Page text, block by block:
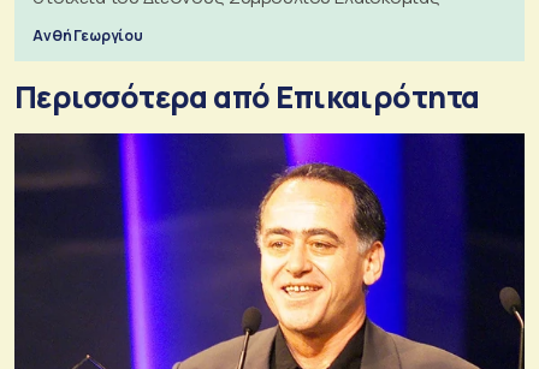
Ανθή Γεωργίου
Περισσότερα από Επικαιρότητα